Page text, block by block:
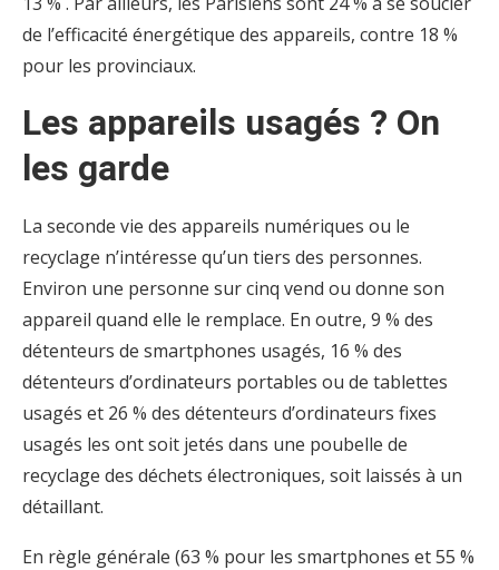
de l’efficacité énergétique des appareils, contre 18 %
pour les provinciaux.
Les appareils usagés ? On
les garde
La seconde vie des appareils numériques ou le
recyclage n’intéresse qu’un tiers des personnes.
Environ une personne sur cinq vend ou donne son
appareil quand elle le remplace. En outre, 9 % des
détenteurs de smartphones usagés, 16 % des
détenteurs d’ordinateurs portables ou de tablettes
usagés et 26 % des détenteurs d’ordinateurs fixes
usagés les ont soit jetés dans une poubelle de
recyclage des déchets électroniques, soit laissés à un
détaillant.
En règle générale (63 % pour les smartphones et 55 %